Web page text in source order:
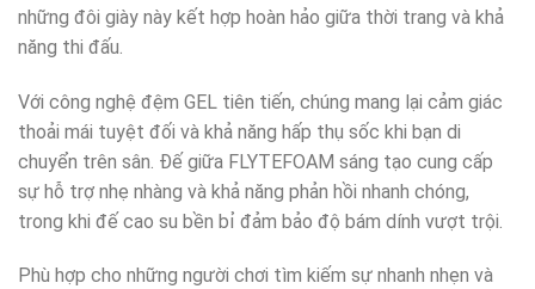
những đôi giày này kết hợp hoàn hảo giữa thời trang và khả
năng thi đấu.
Với công nghệ đệm GEL tiên tiến, chúng mang lại cảm giác
thoải mái tuyệt đối và khả năng hấp thụ sốc khi bạn di
chuyển trên sân. Đế giữa FLYTEFOAM sáng tạo cung cấp
sự hỗ trợ nhẹ nhàng và khả năng phản hồi nhanh chóng,
trong khi đế cao su bền bỉ đảm bảo độ bám dính vượt trội.
Phù hợp cho những người chơi tìm kiếm sự nhanh nhẹn và